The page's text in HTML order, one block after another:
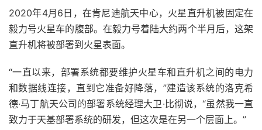
2020年4月6日，在肯尼迪航天中心，火星直升机被固定在
毅力号火星车的腹部。在毅力号着陆大约两个半月后，这架
直升机将被部署到火星表面。
“一直以来，部署系统都要维护火星车和直升机之间的电力
和数据线连接，直到它准备好降落，”建造该系统的洛克希
德·马丁航天公司的部署系统经理大卫·比彻说，“虽然我一直
致力于天基部署系统的研发，但这次是在另一个层面上。”